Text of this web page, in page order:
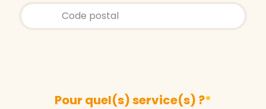
Store locator global - Autocompletion
Rechercher
Pour quel(s) service(s) ?*